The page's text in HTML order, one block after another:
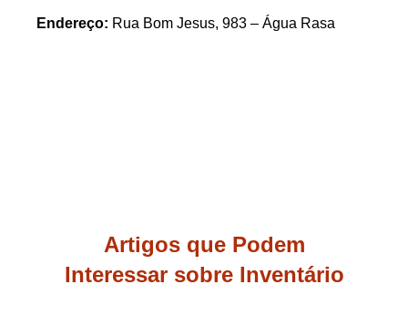
Endereço: Rua Bom Jesus, 983 – Água Rasa
Artigos que Podem
Interessar sobre Inventário